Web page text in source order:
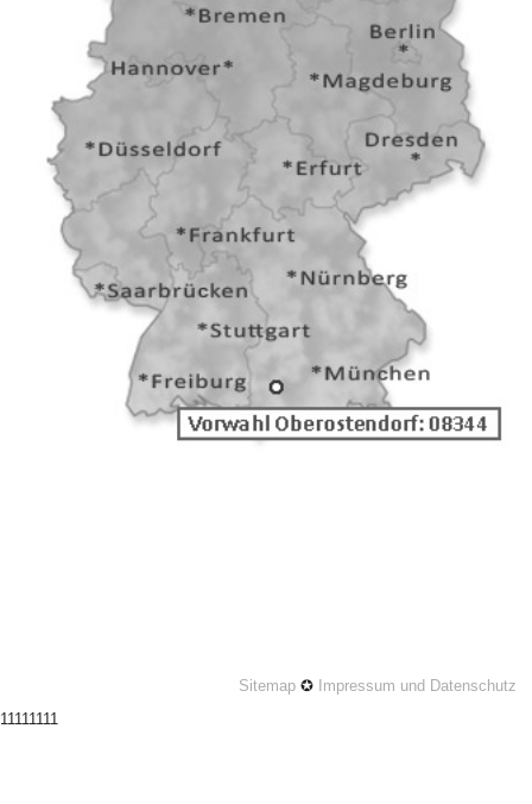
Sitemap ✪ Impressum und Datenschutz
11111111